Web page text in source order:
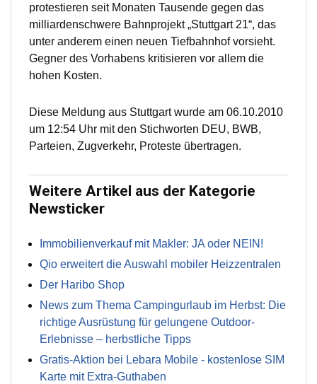
protestieren seit Monaten Tausende gegen das
milliardenschwere Bahnprojekt „Stuttgart 21“, das
unter anderem einen neuen Tiefbahnhof vorsieht.
Gegner des Vorhabens kritisieren vor allem die
hohen Kosten.
Diese Meldung aus Stuttgart wurde am 06.10.2010
um 12:54 Uhr mit den Stichworten DEU, BWB,
Parteien, Zugverkehr, Proteste übertragen.
Weitere Artikel aus der Kategorie
Newsticker
Immobilienverkauf mit Makler: JA oder NEIN!
Qio erweitert die Auswahl mobiler Heizzentralen
Der Haribo Shop
News zum Thema Campingurlaub im Herbst: Die
richtige Ausrüstung für gelungene Outdoor-
Erlebnisse – herbstliche Tipps
Gratis-Aktion bei Lebara Mobile - kostenlose SIM
Karte mit Extra-Guthaben